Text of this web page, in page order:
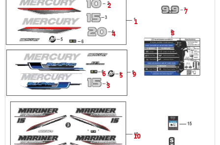
1
2
3
4
5
6
7
8
9
10